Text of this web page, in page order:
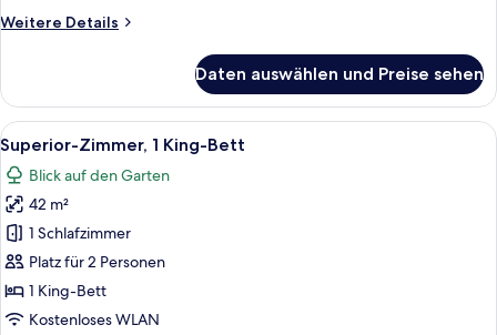
Weitere Details
Weitere
Zimmer,
1 King-
Bett
(Thermal)
Daten auswählen und Preise sehen
Alle
Fotos
für
Superior-
Zimmer,
1 King-
Bett
anzeigen
Ein Hotelzimmer mit einem Bett,
9
Superior-Zimmer, 1 King-Bett
Blick auf den Garten
42 m²
1 Schlafzimmer
Platz für 2 Personen
1 King-Bett
Kostenloses WLAN